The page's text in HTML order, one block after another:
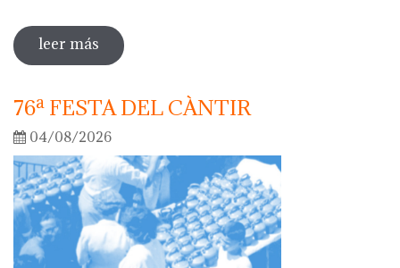
leer más sobre presentació càntir gegant d'artista
76ª FESTA DEL CÀNTIR
04/08/2026